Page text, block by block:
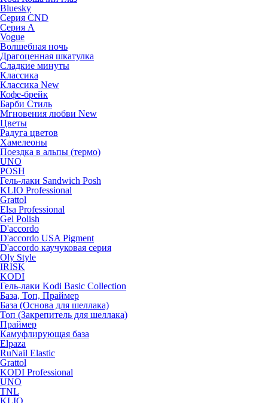
Bluesky
Серия CND
Серия А
Vogue
Волшебная ночь
Драгоценная шкатулка
Сладкие минуты
Классика
Классика New
Кофе-брейк
Барби Стиль
Мгновения любви New
Цветы
Радуга цветов
Хамелеоны
Поездка в альпы (термо)
UNO
POSH
Гель-лаки Sandwich Posh
KLIO Professional
Grattol
Elsa Professional
Gel Polish
D'accordo
D'accordo USA Pigment
D'accordo каучуковая серия
Oly Style
IRISK
KODI
Гель-лаки Kodi Basic Collection
База, Топ, Праймер
База (Основа для шеллака)
Топ (Закрепитель для шеллака)
Праймер
Камуфлирующая база
Elpaza
RuNail Elastic
Grattol
KODI Professional
UNO
TNL
KLIO